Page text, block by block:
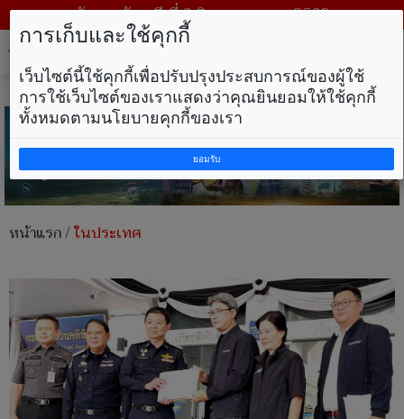
วันพฤหัสบดี ที่ 6 สิงหาคม พ.ศ. 2569
หน้าแรก/ในประเทศ
การเก็บและใช้คุกกี้
เว็บไซต์นี้ใช้คุกกี้เพื่อปรับปรุงประสบการณ์ของผู้ใช้
การใช้เว็บไซต์ของเราแสดงว่าคุณยินยอมให้ใช้คุกกี้
ทั้งหมดตามนโยบายคุกกี้ของเรา
ยอมรับ